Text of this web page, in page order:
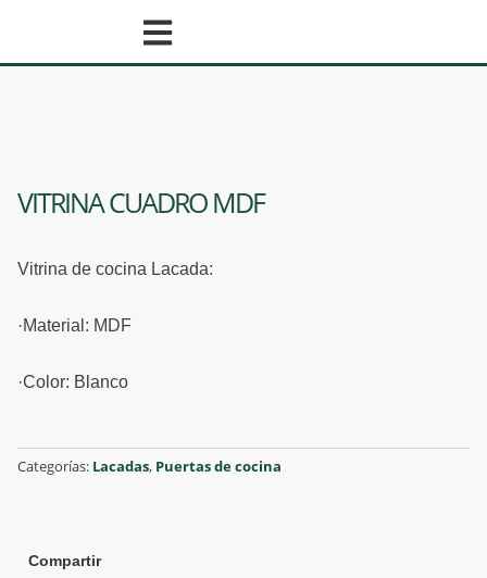
contenido
VITRINA CUADRO MDF
Vitrina de cocina Lacada:
·Material: MDF
·Color: Blanco
Categorías: Lacadas, Puertas de cocina
Compartir